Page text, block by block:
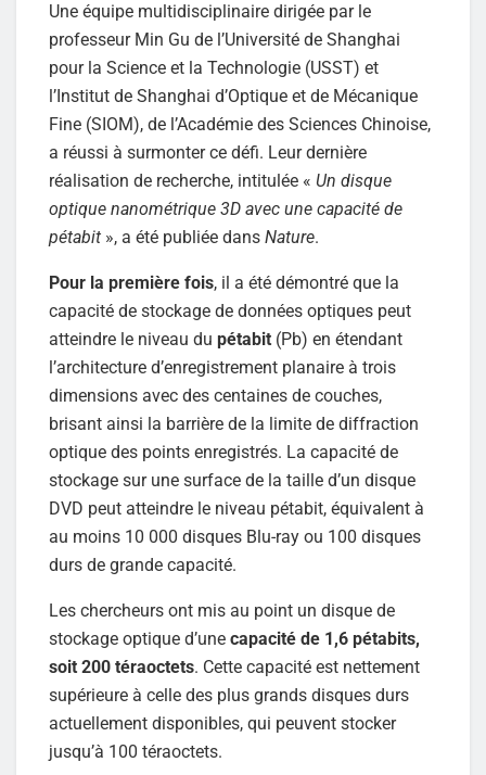
Une équipe multidisciplinaire dirigée par le
professeur Min Gu de l’Université de Shanghai
pour la Science et la Technologie (USST) et
l’Institut de Shanghai d’Optique et de Mécanique
Fine (SIOM), de l’Académie des Sciences Chinoise,
a réussi à surmonter ce défi. Leur dernière
réalisation de recherche, intitulée « Un disque
optique nanométrique 3D avec une capacité de
pétabit », a été publiée dans Nature.
Pour la première fois, il a été démontré que la
capacité de stockage de données optiques peut
atteindre le niveau du pétabit (Pb) en étendant
l’architecture d’enregistrement planaire à trois
dimensions avec des centaines de couches,
brisant ainsi la barrière de la limite de diffraction
optique des points enregistrés. La capacité de
stockage sur une surface de la taille d’un disque
DVD peut atteindre le niveau pétabit, équivalent à
au moins 10 000 disques Blu-ray ou 100 disques
durs de grande capacité.
Les chercheurs ont mis au point un disque de
stockage optique d’une capacité de 1,6 pétabits,
soit 200 téraoctets. Cette capacité est nettement
supérieure à celle des plus grands disques durs
actuellement disponibles, qui peuvent stocker
jusqu’à 100 téraoctets.